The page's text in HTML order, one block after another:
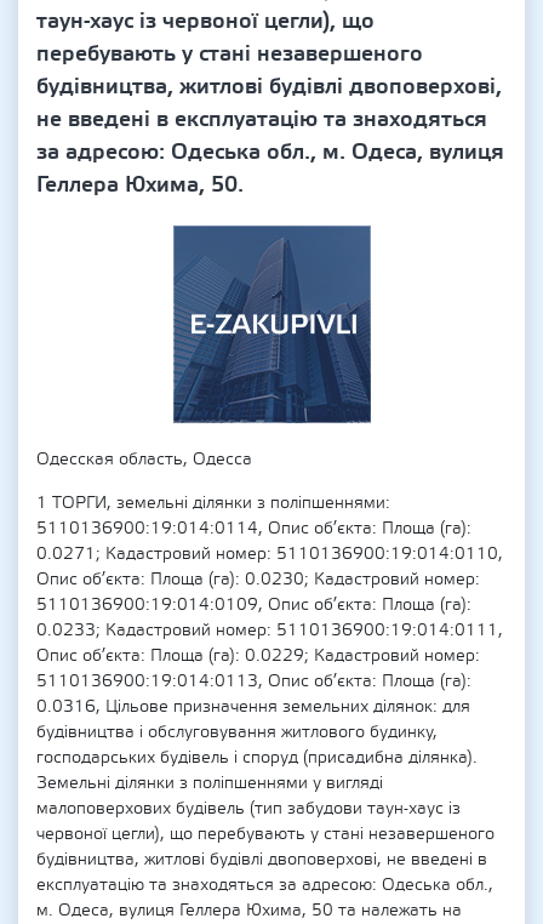
таун-хаус із червоної цегли), що
перебувають у стані незавершеного
будівництва, житлові будівлі двоповерхові,
не введені в експлуатацію та знаходяться
за адресою: Одеська обл., м. Одеса, вулиця
Геллера Юхима, 50.
Одесская область, Одесса
1 ТОРГИ, земельні ділянки з поліпшеннями:
5110136900:19:014:0114, Опис об’єкта: Площа (га):
0.0271; Кадастровий номер: 5110136900:19:014:0110,
Опис об’єкта: Площа (га): 0.0230; Кадастровий номер:
5110136900:19:014:0109, Опис об’єкта: Площа (га):
0.0233; Кадастровий номер: 5110136900:19:014:0111,
Опис об’єкта: Площа (га): 0.0229; Кадастровий номер:
5110136900:19:014:0113, Опис об’єкта: Площа (га):
0.0316, Цільове призначення земельних ділянок: для
будівництва і обслуговування житлового будинку,
господарських будівель і споруд (присадибна ділянка).
Земельні ділянки з поліпшеннями у вигляді
малоповерхових будівель (тип забудови таун-хаус із
червоної цегли), що перебувають у стані незавершеного
будівництва, житлові будівлі двоповерхові, не введені в
експлуатацію та знаходяться за адресою: Одеська обл.,
м. Одеса, вулиця Геллера Юхима, 50 та належать на